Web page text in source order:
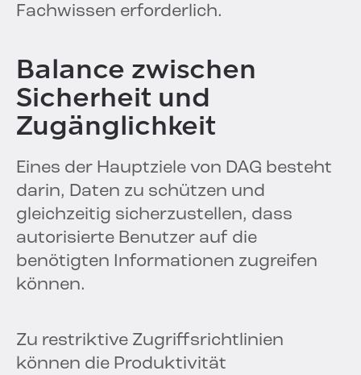
Fachwissen erforderlich.
Balance zwischen
Sicherheit und
Zugänglichkeit
Eines der Hauptziele von DAG besteht
darin, Daten zu schützen und
gleichzeitig sicherzustellen, dass
autorisierte Benutzer auf die
benötigten Informationen zugreifen
können.
Zu restriktive Zugriffsrichtlinien
können die Produktivität